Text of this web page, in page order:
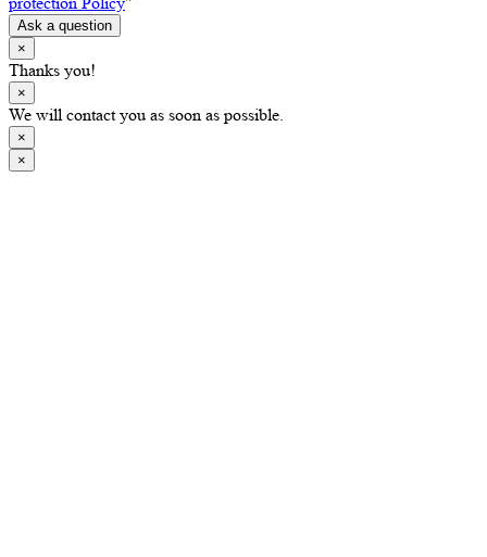
Ask a question
×
Thanks you!
×
We will contact you as soon as possible.
×
×